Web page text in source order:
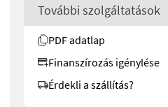
hajtással,
További szolgáltatások
PDF adatlap
Finanszírozás igénylése
Érdekli a szállítás?